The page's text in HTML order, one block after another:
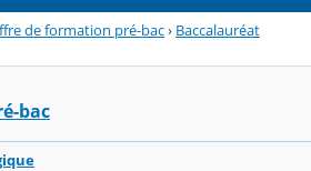
de formation pré-bac› Baccalauréat
bac